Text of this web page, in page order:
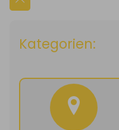
Kategorien: